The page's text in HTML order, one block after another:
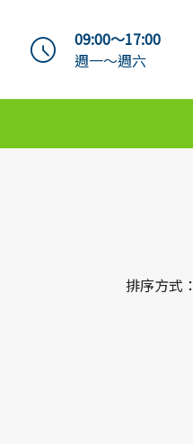
09:00～17:00
週一～週六
排序方式：